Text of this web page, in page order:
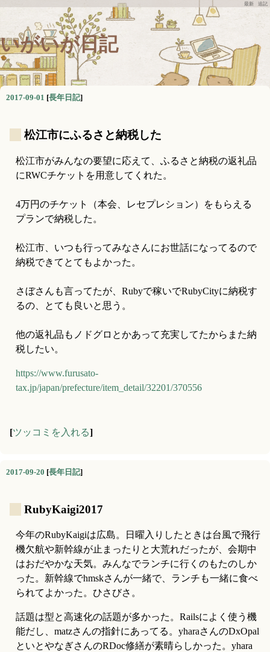
最新 追記
いがいが日記
2017-09-01 [長年日記]
松江市にふるさと納税した
松江市がみんなの要望に応えて、ふるさと納税の返礼品
にRWCチケットを用意してくれた。
4万円のチケット（本会、レセプレション）をもらえる
プランで納税した。
松江市、いつも行ってみなさんにお世話になってるので
納税できてとてもよかった。
さぼさんも言ってたが、Rubyで稼いでRubyCityに納税す
るの、とても良いと思う。
他の返礼品もノドグロとかあって充実してたからまた納
税したい。
https://www.furusato-
tax.jp/japan/prefecture/item_detail/32201/370556
[ツッコミを入れる]
2017-09-20 [長年日記]
RubyKaigi2017
今年のRubyKaigiは広島。日曜入りしたときは台風で飛行
機欠航や新幹線が止まったりと大荒れだったが、会期中
はおだやかな天気。みんなでランチに行くのもたのしか
った。新幹線でhmskさんが一緒で、ランチも一緒に食べ
られてよかった。ひさびさ。
話題は型と高速化の話題が多かった。Railsによく使う機
能だし、matzさんの指針にあってる。yharaさんのDxOpal
といとやなぎさんのRDoc修繕が素晴らしかった。yhara